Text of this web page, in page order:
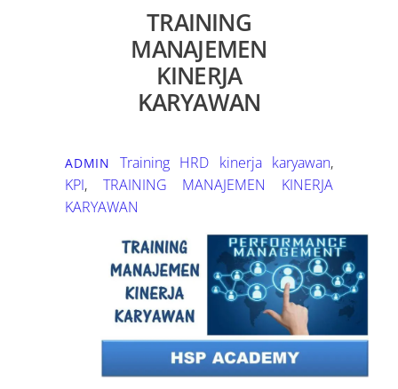
TRAINING
MANAJEMEN
KINERJA
KARYAWAN
ADMIN Training HRD kinerja karyawan,
KPI, TRAINING MANAJEMEN KINERJA
KARYAWAN